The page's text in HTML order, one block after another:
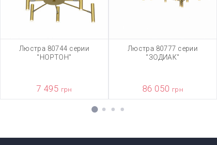
Люстра 80744 серии
"НОРТОН"
7 495 грн
Люстра 80777 серии
"ЗОДИАК"
86 050 грн
1 2 3 4